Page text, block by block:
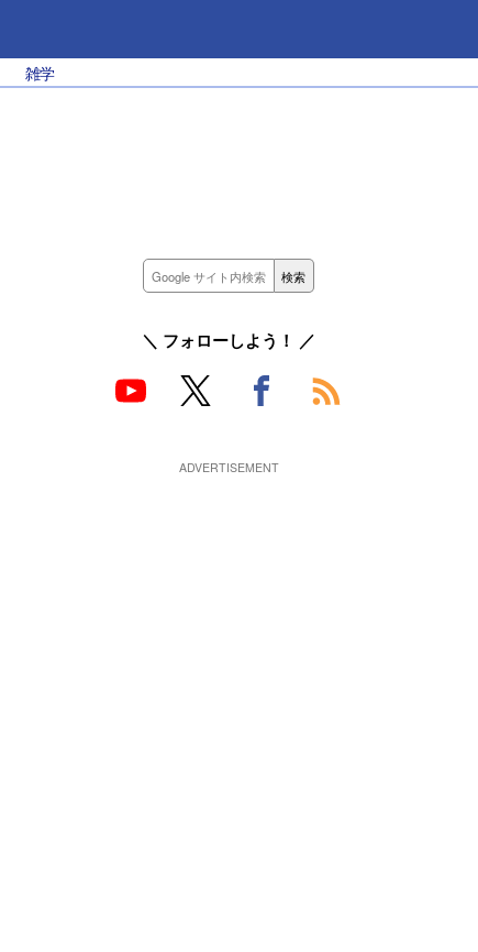
雑学
＼ フォローしよう！ ／